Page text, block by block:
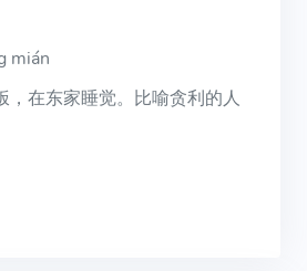
mián
，在东家睡觉。比喻贪利的人